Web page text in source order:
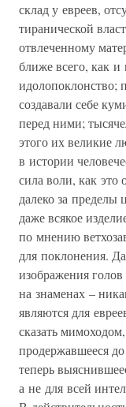
склад у евреев,
тиранической
отвлеченному
ближе всего, как и
идолопоклонство;
создавали себе
перед ними;
этого их великие
в истории
сила воли, как это
далеко за пределы
даже всякое
по мнению
для поклонения.
изображения
на знаменах –
являются для
сказать
продержавшееся
теперь
а не для всей